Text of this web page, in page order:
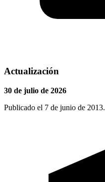
Actualización
30 de julio de 2026
Publicado el 7 de junio de 2013.